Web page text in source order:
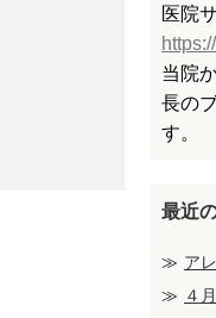
医院
当院
長の
す。
最近
ア
４